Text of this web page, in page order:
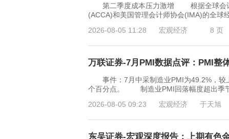
第二季度成本压力激增 根据全球会
(ACCA)和美国管理会计师协会(IMA)的全球
2026-08-05 11:28
宏观经济 8 页
万联证券-7月PMI数据点评：PMI整
事件：7月中采制造业PMI为49.2%，较
个百分点。 制造业PMI回落幅度超出季节
2026-08-05 09:23
宏观经济 于天旭
东吴证券-宏观深度报告：上期有色